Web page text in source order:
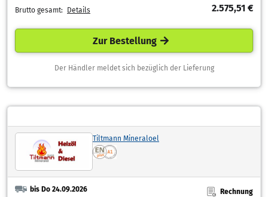
Brutto gesamt: Details 2.575,51 €
Zur Bestellung
Der Händler meldet sich bezüglich der Lieferung
Tiltmann Mineraloel
bis Do 24.09.2026
Rechnung